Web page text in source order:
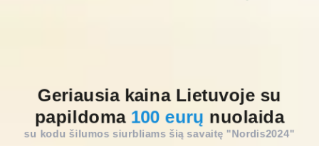
Geriausia kaina Lietuvoje su
papildoma 100 eurų nuolaida
su kodu šilumos siurbliams šią savaitę"Nordis2024"